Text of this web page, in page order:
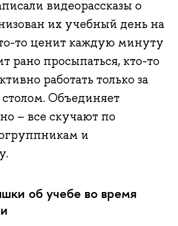
видеорассказы о
их учебный день на
то ценит каждую минуту
рано просыпаться, кто-то
работать только за
Объединяет
– все скучают по
и
об учебе во время